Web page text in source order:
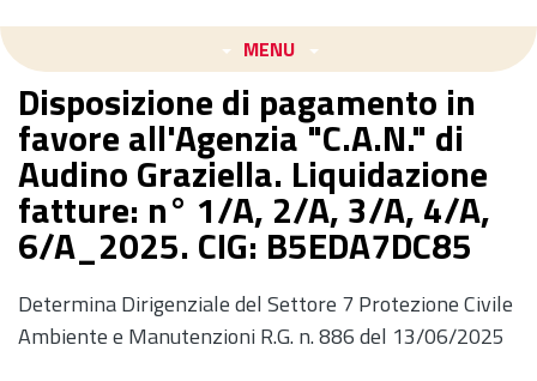
MENU
Disposizione di pagamento in
favore all'Agenzia "C.A.N." di
Audino Graziella. Liquidazione
fatture: n° 1/A, 2/A, 3/A, 4/A,
6/A_2025. CIG: B5EDA7DC85
Determina Dirigenziale del Settore 7 Protezione Civile
Ambiente e Manutenzioni R.G. n. 886 del 13/06/2025